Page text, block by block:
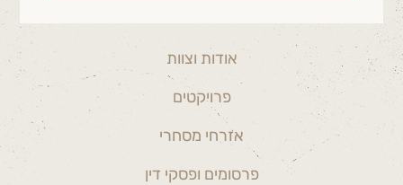
אודות וצוות
פרויקטים
אזרחי מסחרי
פרסומים ופסקי דין